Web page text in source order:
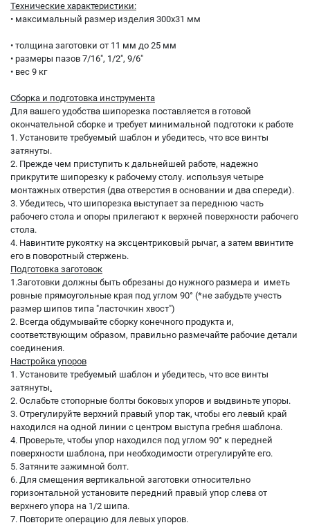
Технические характеристики:
• максимальный размер изделия 300х31 мм
• толщина заготовки от 11 мм до 25 мм
• размеры пазов 7/16", 1/2", 9/6"
• вес 9 кг
Сборка и подготовка инструмента
Для вашего удобства шипорезка поставляется в готовой
окончательной сборке и требует минимальной подготоки к работе
1. Установите требуемый шаблон и убедитесь, что все винты
затянуты.
2. Прежде чем приступить к дальнейшей работе, надежно
прикрутите шипорезку к рабочему столу. используя четыре
монтажных отверстия (два отверстия в основании и два спереди).
3. Убедитесь, что шипорезка выступает за переднюю часть
рабочего стола и опоры прилегают к верхней поверхности рабочего
стола.
4. Навинтите рукоятку на эксцентриковый рычаг, а затем ввинтите
его в поворотный стержень.
Подготовка заготовок
1.Заготовки должны быть обрезаны до нужного размера и иметь
ровные прямоугольные края под углом 90° (*не забудьте учесть
размер шипов типа "ласточкин хвост")
2. Всегда обдумывайте сборку конечного продукта и,
соответствующим образом, правильно размечайте рабочие детали
соединения.
Настройка упоров
1. Установите требуемый шаблон и убедитесь, что все винты
затянуты.
2. Ослабьте стопорные болты боковых упоров и выдвиньте упоры.
3. Отрегулируйте верхний правый упор так, чтобы его левый край
находился на одной линии с центром выступа гребня шаблона.
4. Проверьте, чтобы упор находился под углом 90° к передней
поверхности шаблона, при необходимости отрегулируйте его.
5. Затяните зажимной болт.
6. Для смещения вертикальной заготовки относительно
горизонтальной установите передний правый упор слева от
верхнего упора на 1/2 шипа.
7. Повторите операцию для левых упоров.